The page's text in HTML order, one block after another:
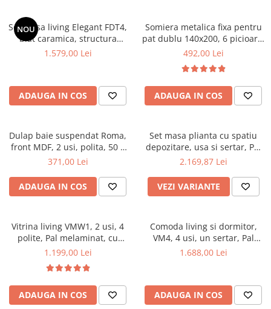
Mobilier gradinita
Mese gradinita
Scaune gradinita
Mobilier copii
Mobila camera copii
Saltele patuturi copii
Paturi copii
Masa si scaune gradinita
Seturi comode living si dormitor
NOU
Set masa living Elegant FDT4,
blat caramica, structura
metalica, 140x80x75 cm,
bej
1.579,00 Lei
ADAUGA IN COS
Somiera metalica fixa pentru
pat dublu 140x200, 6 picioare,
32 lamele lemn fag, benzi
negru
492,00 Lei
ADAUGA IN COS
Dulap baie suspendat Roma,
front MDF, 2 usi, polita, 50 x
68 cm, alb
371,00 Lei
ADAUGA IN COS
Set masa plianta cu spatiu
depozitare, usa si sertar, Pal
Melaminat, 160x96x80 cm si 6
cu piele ecologica, nuc
2.169,87 Lei
VEZI VARIANTE
Vitrina living VMW1, 2 usi, 4
polite, Pal melaminat, cu
insertii MDF, Nuc
1.199,00 Lei
ADAUGA IN COS
Comoda living si dormitor,
VM4, 4 usi, un sertar, Pal
melaminat, cu insertii MDF,
1.688,00 Lei
ADAUGA IN COS